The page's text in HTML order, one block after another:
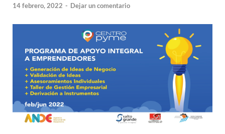
14 febrero, 2022 - Dejar un comentario